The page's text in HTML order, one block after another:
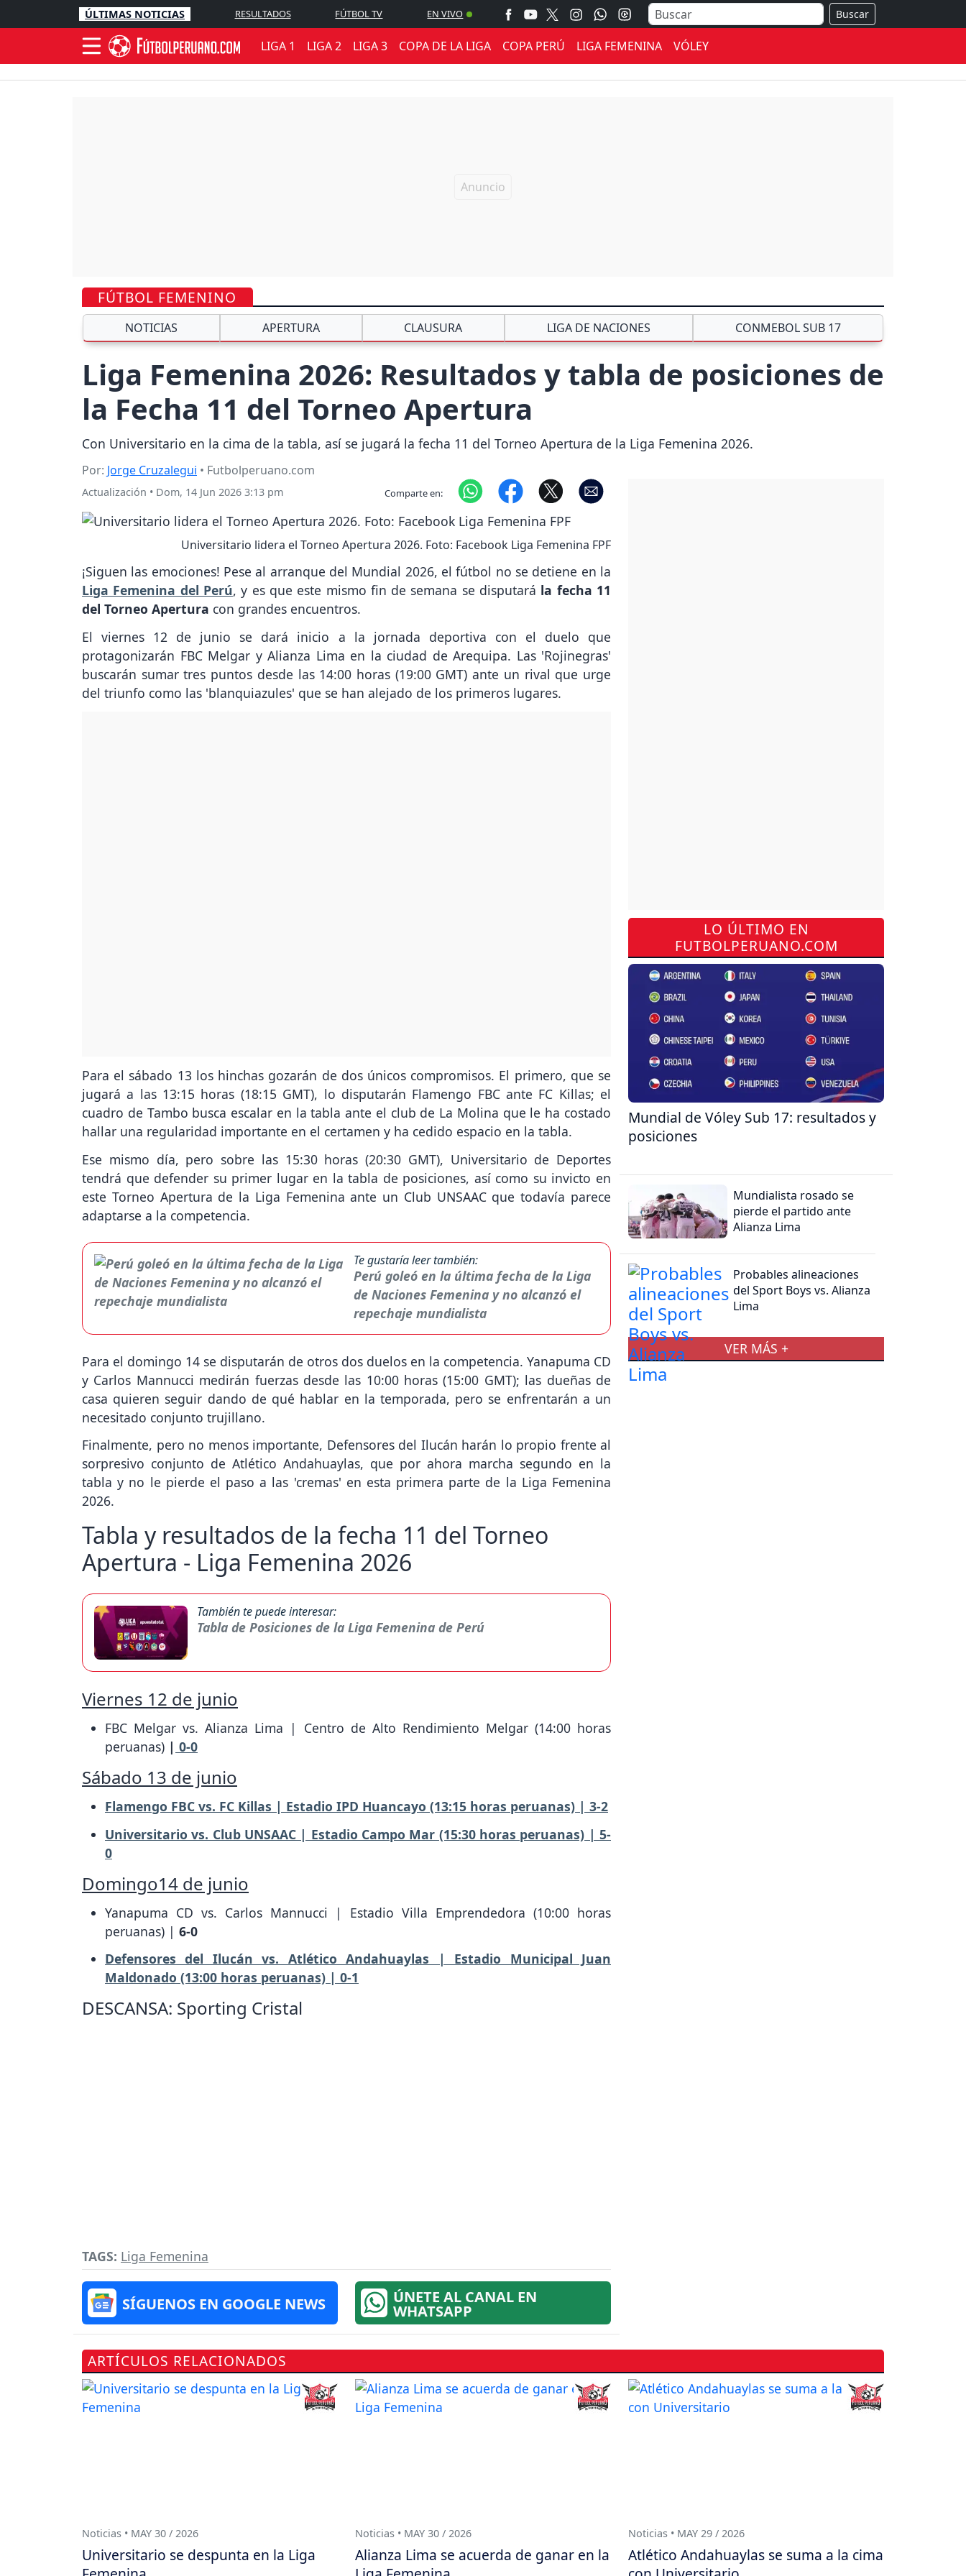
ÚLTIMAS NOTICIAS RESULTADOS FÚTBOL TV EN VIVO Buscar
LIGA 1 LIGA 2 LIGA 3 COPA DE LA LIGA COPA PERÚ LIGA FEMENINA VÓLEY
FÚTBOL FEMENINO
NOTICIAS APERTURA CLAUSURA LIGA DE NACIONES CONMEBOL SUB 17
Liga Femenina 2026: Resultados y tabla de posiciones de
la Fecha 11 del Torneo Apertura
Con Universitario en la cima de la tabla, así se jugará la fecha 11 del Torneo Apertura de la Liga Femenina 2026.
Por: Jorge Cruzalegui • Futbolperuano.com
Actualización • Dom, 14 Jun 2026 3:13 pm Comparte en:
Universitario lidera el Torneo Apertura 2026. Foto: Facebook Liga Femenina FPF
¡Siguen las emociones! Pese al arranque del Mundial 2026, el fútbol no se detiene en la
Liga Femenina del Perú, y es que este mismo fin de semana se disputará la fecha 11
del Torneo Apertura con grandes encuentros.
El viernes 12 de junio se dará inicio a la jornada deportiva con el duelo que
protagonizarán FBC Melgar y Alianza Lima en la ciudad de Arequipa. Las 'Rojinegras'
buscarán sumar tres puntos desde las 14:00 horas (19:00 GMT) ante un rival que urge
del triunfo como las 'blanquiazules' que se han alejado de los primeros lugares.
Para el sábado 13 los hinchas gozarán de dos únicos compromisos. El primero, que se
jugará a las 13:15 horas (18:15 GMT), lo disputarán Flamengo FBC ante FC Killas; el
cuadro de Tambo busca escalar en la tabla ante el club de La Molina que le ha costado
hallar una regularidad importante en el certamen y ha cedido espacio en la tabla.
Ese mismo día, pero sobre las 15:30 horas (20:30 GMT), Universitario de Deportes
tendrá que defender su primer lugar en la tabla de posiciones, así como su invicto en
este Torneo Apertura de la Liga Femenina ante un Club UNSAAC que todavía parece
adaptarse a la competencia.
Te gustaría leer también:
Perú goleó en la última fecha de la Liga
de Naciones Femenina y no alcanzó el
repechaje mundialista
Para el domingo 14 se disputarán de otros dos duelos en la competencia. Yanapuma CD
y Carlos Mannucci medirán fuerzas desde las 10:00 horas (15:00 GMT); las dueñas de
casa quieren seguir dando de qué hablar en la temporada, pero se enfrentarán a un
necesitado conjunto trujillano.
Finalmente, pero no menos importante, Defensores del Ilucán harán lo propio frente al
sorpresivo conjunto de Atlético Andahuaylas, que por ahora marcha segundo en la
tabla y no le pierde el paso a las 'cremas' en esta primera parte de la Liga Femenina
2026.
Tabla y resultados de la fecha 11 del Torneo
Apertura - Liga Femenina 2026
También te puede interesar:
Tabla de Posiciones de la Liga Femenina de Perú
Viernes 12 de junio
FBC Melgar vs. Alianza Lima | Centro de Alto Rendimiento Melgar (14:00 horas
peruanas) | 0-0
Sábado 13 de junio
Flamengo FBC vs. FC Killas | Estadio IPD Huancayo (13:15 horas peruanas) | 3-2
Universitario vs. Club UNSAAC | Estadio Campo Mar (15:30 horas peruanas) | 5-
0
Domingo14 de junio
Yanapuma CD vs. Carlos Mannucci | Estadio Villa Emprendedora (10:00 horas
peruanas) | 6-0
Defensores del Ilucán vs. Atlético Andahuaylas | Estadio Municipal Juan
Maldonado (13:00 horas peruanas) | 0-1
DESCANSA: Sporting Cristal
TAGS: Liga Femenina
SÍGUENOS EN GOOGLE NEWS ÚNETE AL CANAL EN
WHATSAPP
LO ÚLTIMO EN
FUTBOLPERUANO.COM
Mundial de Vóley Sub 17: resultados y
posiciones
Mundialista rosado se
pierde el partido ante
Alianza Lima
Probables alineaciones
del Sport Boys vs. Alianza
Lima
VER MÁS +
ARTÍCULOS RELACIONADOS
Noticias • MAY 30 / 2026
Universitario se despunta en la Liga
Noticias • MAY 30 / 2026
Alianza Lima se acuerda de ganar en la
Noticias • MAY 29 / 2026
Atlético Andahuaylas se suma a la cima